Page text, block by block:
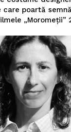
poartă
„Moromeţii”